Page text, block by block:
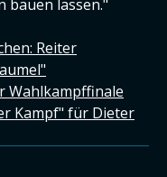
bauen lassen."
Reiter
Wahlkampffinale
Kampf" für Dieter